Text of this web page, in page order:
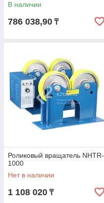
В наличии
786 038,90 ₸
Роликовый вращатель NHTR-
1000
Нет в наличии
1 108 020 ₸